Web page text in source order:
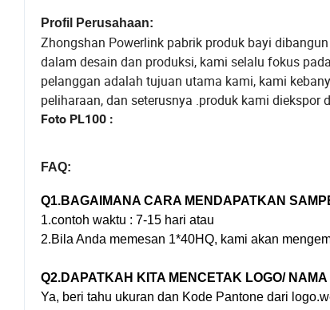
Profil Perusahaan:
Zhongshan Powerlink pabrik produk bayi
dalam desain dan produksi, kami selalu fokus
pelanggan adalah tujuan utama kami, kami
peliharaan, dan seterusnya .produk kami
Foto PL100 :
FAQ:
Q1.BAGAIMANA CARA MENDAPATKAN
1.contoh waktu : 7-15 hari atau
2.Bila Anda memesan 1*40HQ, kami akan
Q2.DAPATKAH KITA MENCETAK LOGO/
Ya, beri tahu ukuran dan Kode Pantone dari